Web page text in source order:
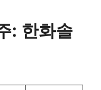
: 한화솔